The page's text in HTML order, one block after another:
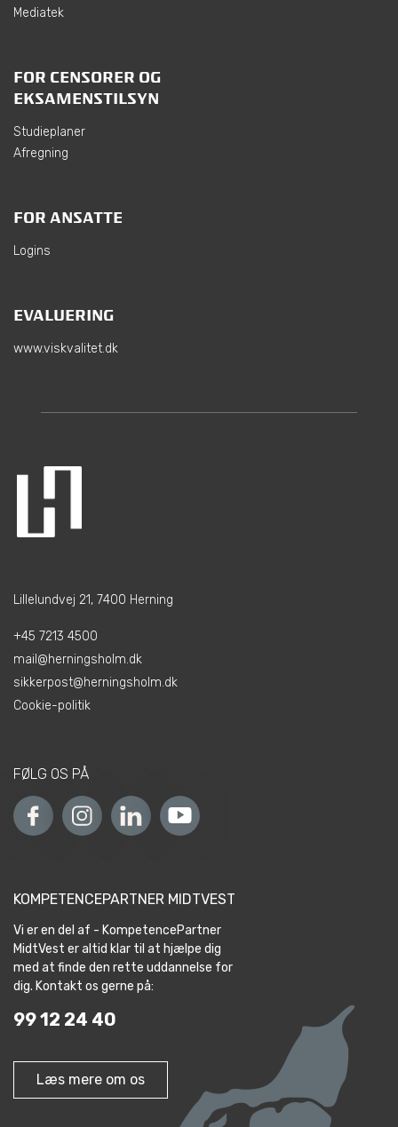
Mediatek
FOR CENSORER OG
EKSAMENSTILSYN
Studieplaner
Afregning
FOR ANSATTE
Logins
EVALUERING
www.viskvalitet.dk
Lillelundvej 21, 7400 Herning
+45 7213 4500
mail@herningsholm.dk
sikkerpost@herningsholm.dk
Cookie-politik
FØLG OS PÅ
KOMPETENCEPARTNER MIDTVEST
Vi er en del af - KompetencePartner
MidtVest er altid klar til at hjælpe dig
med at finde den rette uddannelse for
dig. Kontakt os gerne på:
99 12 24 40
Læs mere om os